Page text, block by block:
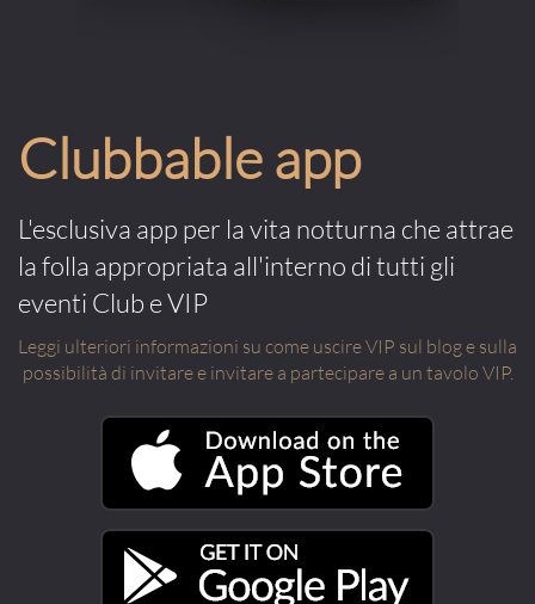
Clubbable app
L'esclusiva app per la vita notturna che attrae
la folla appropriata all'interno di tutti gli
eventi Club e VIP
Leggi ulteriori informazioni su come uscire VIP sul blog e sulla
possibilità di invitare e invitare a partecipare a un tavolo VIP.